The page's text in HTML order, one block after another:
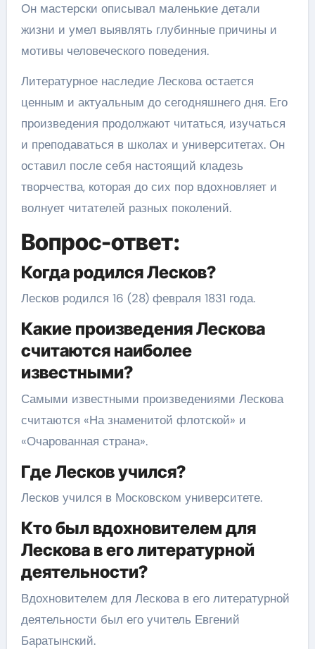
Он мастерски описывал маленькие детали
жизни и умел выявлять глубинные причины и
мотивы человеческого поведения.
Литературное наследие Лескова остается
ценным и актуальным до сегодняшнего дня. Его
произведения продолжают читаться, изучаться
и преподаваться в школах и университетах. Он
оставил после себя настоящий кладезь
творчества, которая до сих пор вдохновляет и
волнует читателей разных поколений.
Вопрос-ответ:
Когда родился Лесков?
Лесков родился 16 (28) февраля 1831 года.
Какие произведения Лескова
считаются наиболее
известными?
Самыми известными произведениями Лескова
считаются «На знаменитой флотской» и
«Очарованная страна».
Где Лесков учился?
Лесков учился в Московском университете.
Кто был вдохновителем для
Лескова в его литературной
деятельности?
Вдохновителем для Лескова в его литературной
деятельности был его учитель Евгений
Баратынский.